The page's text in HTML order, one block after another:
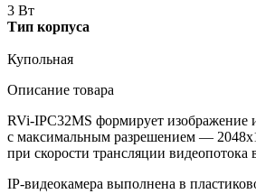
3 Вт
Тип корпуса
Купольная
Описание товара
RVi-IPC32MS формирует изображение
с максимальным разрешением —
при скорости трансляции видеопотока
IP-видеокамера выполнена в